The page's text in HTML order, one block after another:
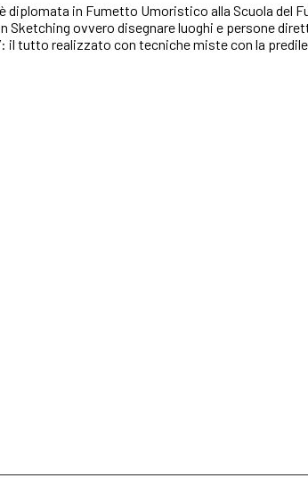
in Fumetto Umoristico alla Scuola del
Sketching ovvero disegnare luoghi e persone
il tutto realizzato con tecniche miste con la